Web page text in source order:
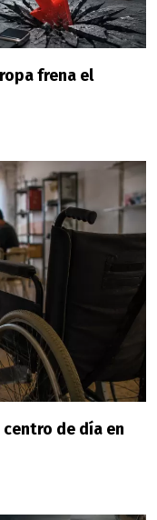
frena el
centro de día en